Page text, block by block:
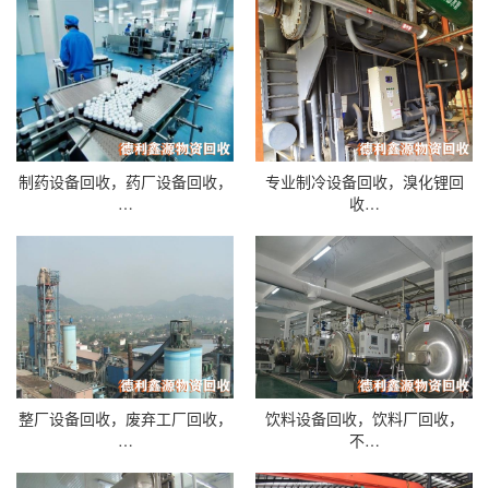
制药设备回收，药厂设备回收，
…
专业制冷设备回收，溴化锂回
收…
整厂设备回收，废弃工厂回收，
…
饮料设备回收，饮料厂回收，
不…